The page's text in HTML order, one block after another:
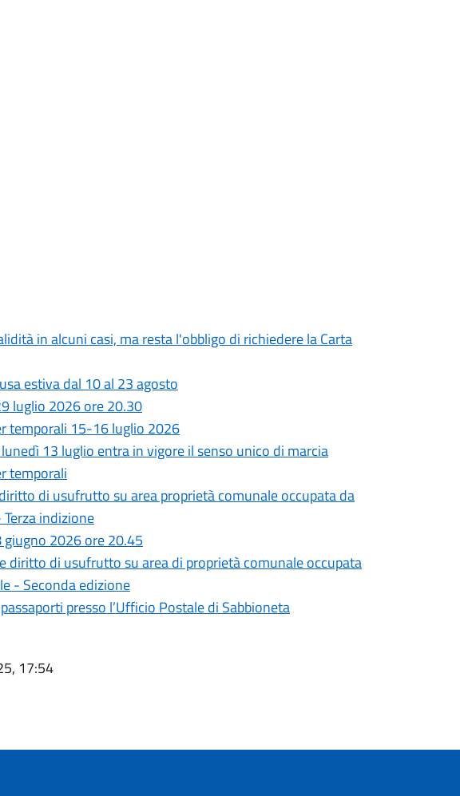
in alcuni casi, ma resta l'obbligo di richiedere la Carta
estiva dal 10 al 23 agosto
luglio 2026 ore 20.30
temporali 15-16 luglio 2026
13 luglio entra in vigore il senso unico di marcia
temporali
di usufrutto su area proprietà comunale occupata da
indizione
giugno 2026 ore 20.45
diritto di usufrutto su area di proprietà comunale occupata
- Seconda edizione
presso l’Ufficio Postale di Sabbioneta
17:54